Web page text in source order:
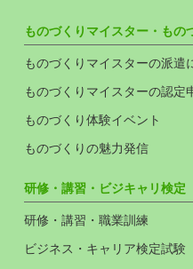
ものづくりマイスター・もの
ものづくりマイスターの派遣
ものづくりマイスターの認定
ものづくり体験イベント
ものづくりの魅力発信
研修・講習・ビジキャリ検定
研修・講習・職業訓練
ビジネス・キャリア検定試験